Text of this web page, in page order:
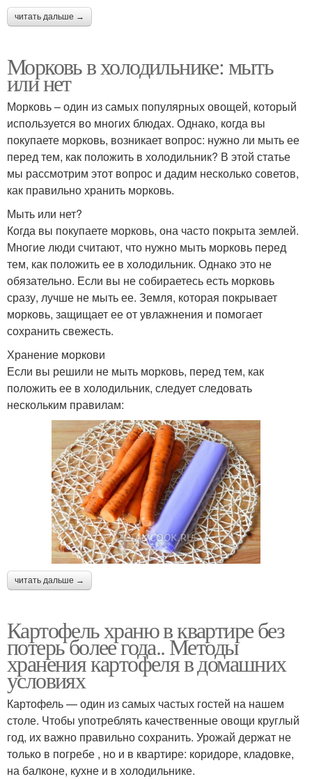
читать дальше →
Морковь в холодильнике: мыть
или нет
Морковь – один из самых популярных овощей, который
используется во многих блюдах. Однако, когда вы
покупаете морковь, возникает вопрос: нужно ли мыть ее
перед тем, как положить в холодильник? В этой статье
мы рассмотрим этот вопрос и дадим несколько советов,
как правильно хранить морковь.
Мыть или нет?
Когда вы покупаете морковь, она часто покрыта землей.
Многие люди считают, что нужно мыть морковь перед
тем, как положить ее в холодильник. Однако это не
обязательно. Если вы не собираетесь есть морковь
сразу, лучше не мыть ее. Земля, которая покрывает
морковь, защищает ее от увлажнения и помогает
сохранить свежесть.
Хранение моркови
Если вы решили не мыть морковь, перед тем, как
положить ее в холодильник, следует следовать
нескольким правилам:
читать дальше →
Картофель храню в квартире без
потерь более года.. Методы
хранения картофеля в домашних
условиях
Картофель — один из самых частых гостей на нашем
столе. Чтобы употреблять качественные овощи круглый
год, их важно правильно сохранить. Урожай держат не
только в погребе , но и в квартире: коридоре, кладовке,
на балконе, кухне и в холодильнике.